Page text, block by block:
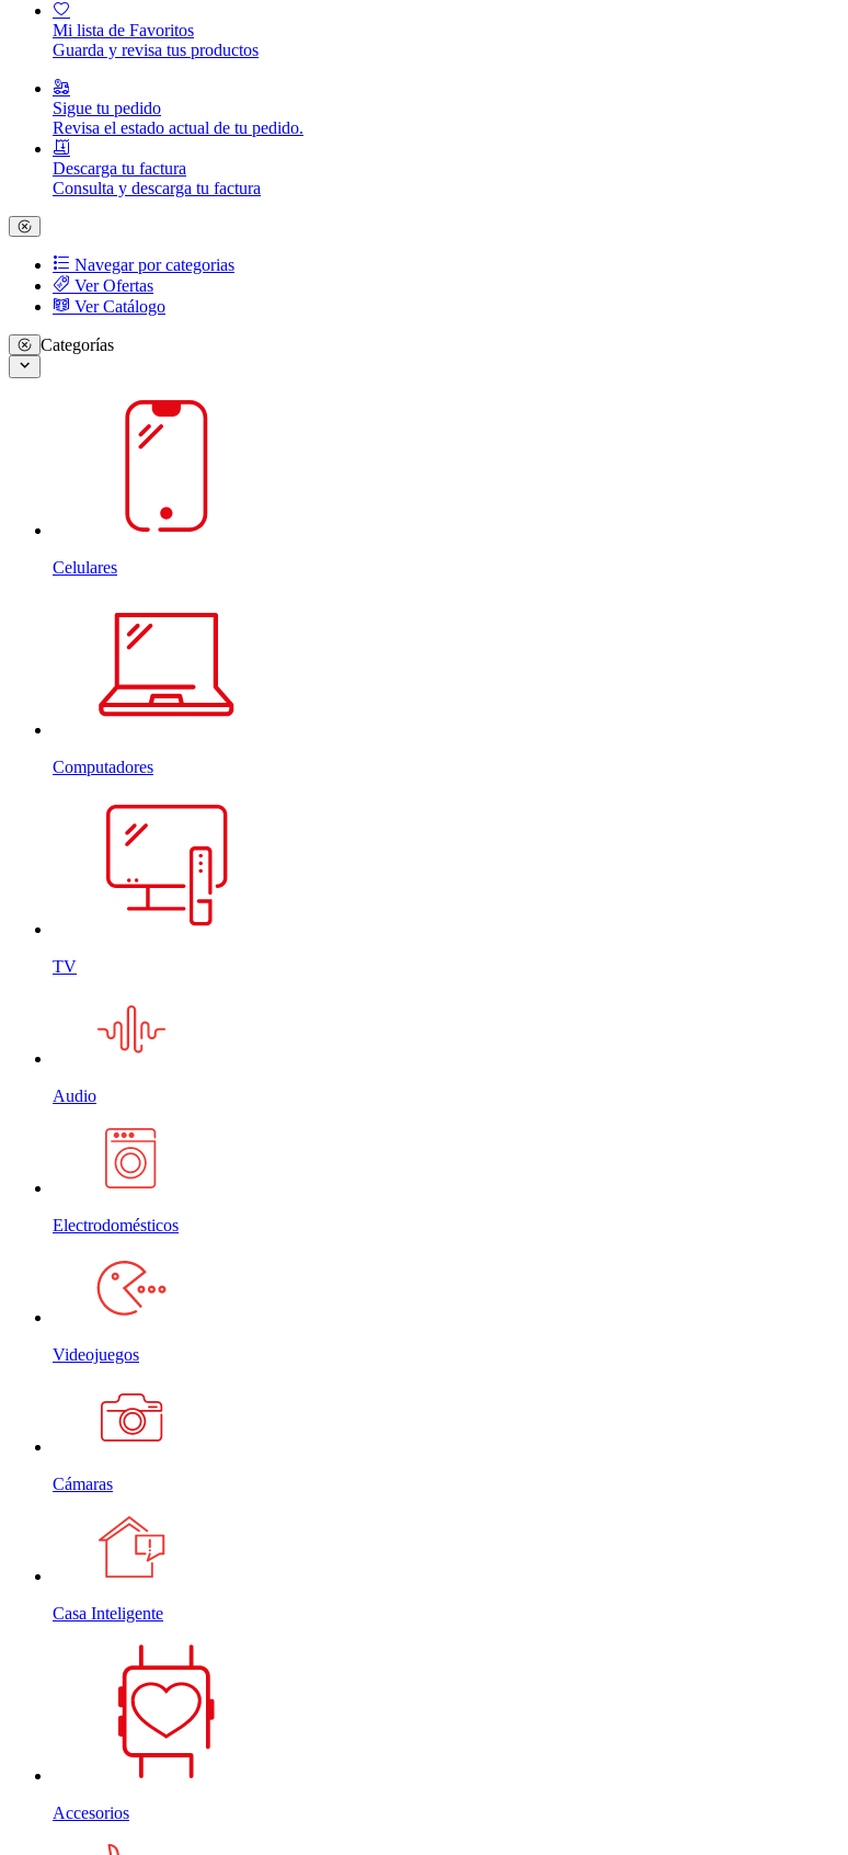
Mi lista de Favoritos
Guarda y revisa tus productos
Sigue tu pedido
Revisa el estado actual de tu pedido.
Descarga tu factura
Consulta y descarga tu factura
Navegar por categorias
Ver Ofertas
Ver Catálogo
Categorías
Celulares
Computadores
TV
Audio
Electrodomésticos
Videojuegos
Cámaras
Casa Inteligente
Accesorios